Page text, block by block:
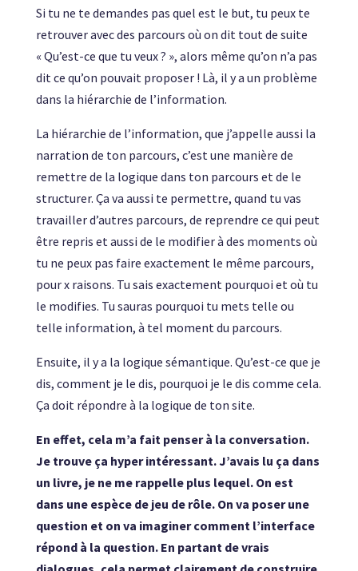
Si tu ne te demandes pas quel est le but, tu peux te
retrouver avec des parcours où on dit tout de suite
« Qu’est-ce que tu veux ? », alors même qu’on n’a pas
dit ce qu’on pouvait proposer ! Là, il y a un problème
dans la hiérarchie de l’information.
La hiérarchie de l’information, que j’appelle aussi la
narration de ton parcours, c’est une manière de
remettre de la logique dans ton parcours et de le
structurer. Ça va aussi te permettre, quand tu vas
travailler d’autres parcours, de reprendre ce qui peut
être repris et aussi de le modifier à des moments où
tu ne peux pas faire exactement le même parcours,
pour x raisons. Tu sais exactement pourquoi et où tu
le modifies. Tu sauras pourquoi tu mets telle ou
telle information, à tel moment du parcours.
Ensuite, il y a la logique sémantique. Qu’est-ce que je
dis, comment je le dis, pourquoi je le dis comme cela.
Ça doit répondre à la logique de ton site.
En effet, cela m’a fait penser à la conversation.
Je trouve ça hyper intéressant. J’avais lu ça dans
un livre, je ne me rappelle plus lequel. On est
dans une espèce de jeu de rôle. On va poser une
question et on va imaginer comment l’interface
répond à la question. En partant de vrais